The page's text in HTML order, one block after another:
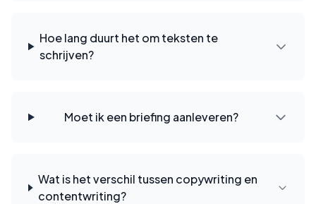
Hoe lang duurt het om teksten te
schrijven?
Moet ik een briefing aanleveren?
Wat is het verschil tussen copywriting en
contentwriting?